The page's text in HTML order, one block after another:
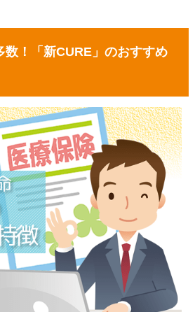
数！「新CURE」のおすすめ